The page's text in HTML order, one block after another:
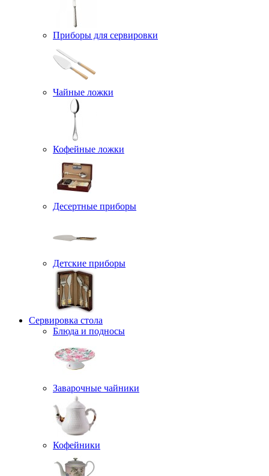
Приборы для сервировки
Чайные ложки
Кофейные ложки
Десертные приборы
Детские приборы
Сервировка стола
Блюда и подносы
Заварочные чайники
Кофейники